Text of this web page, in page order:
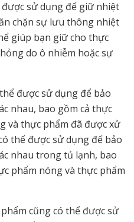
sử dụng để giữ nhiệt
chặn sự lưu thông nhiệt
giúp bạn giữ cho thực
do ô nhiễm hoặc sự
được sử dụng để bảo
nhau, bao gồm cả thực
và thực phẩm đã được xử
thể được sử dụng để bảo
nhau trong tủ lạnh, bao
phẩm nóng và thực phẩm
cũng có thể được sử